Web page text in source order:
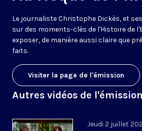
Le journaliste Christophe Dickès, et
sur des moments-clés de l'Histoire de
exposer, de manière aussi claire que
faits.
Visiter la page de l'émission
Autres vidéos de l'émission
Jeudi 2 juillet